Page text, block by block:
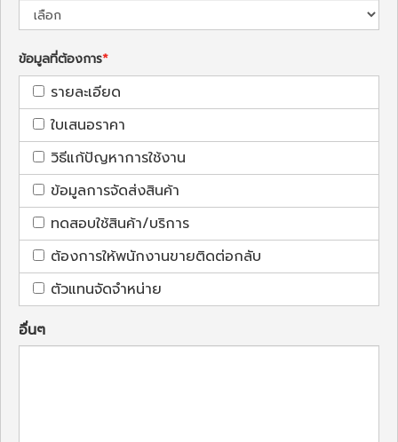
ข้อมูลที่ต้องการ
รายละเอียด
ใบเสนอราคา
วิธีแก้ปัญหาการใช้งาน
ข้อมูลการจัดส่งสินค้า
ทดสอบใช้สินค้า/บริการ
ต้องการให้พนักงานขายติดต่อกลับ
ตัวแทนจัดจำหน่าย
อื่นๆ